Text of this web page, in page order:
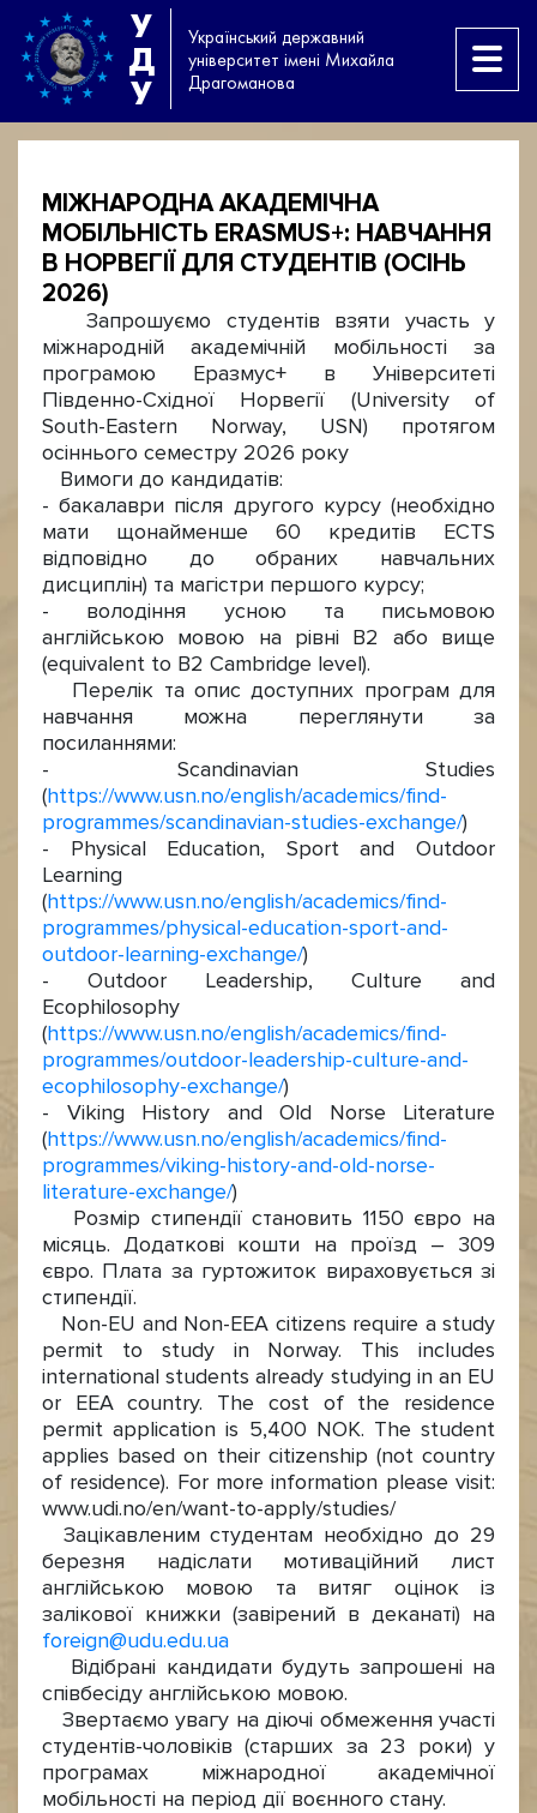
У
Д
У
Український державний
університет імені Михайла
Драгоманова
МІЖНАРОДНА АКАДЕМІЧНА
МОБІЛЬНІСТЬ ERASMUS+: НАВЧАННЯ
В НОРВЕГІЇ ДЛЯ СТУДЕНТІВ (ОСІНЬ
2026)
Запрошуємо студентів взяти участь у
міжнародній академічній мобільності за
програмою Еразмус+ в Університеті
Південно-Східної Норвегії (University of
South-Eastern Norway, USN) протягом
осіннього семестру 2026 року
Вимоги до кандидатів:
- бакалаври після другого курсу (необхідно
мати щонайменше 60 кредитів ECTS
відповідно до обраних навчальних
дисциплін) та магістри першого курсу;
- володіння усною та письмовою
англійською мовою на рівні В2 або вище
(equivalent to B2 Cambridge level).
Перелік та опис доступних програм для
навчання можна переглянути за
посиланнями:
- Scandinavian Studies
(https://www.usn.no/english/academics/find-
programmes/scandinavian-studies-exchange/)
- Physical Education, Sport and Outdoor
Learning
(https://www.usn.no/english/academics/find-
programmes/physical-education-sport-and-
outdoor-learning-exchange/)
- Outdoor Leadership, Culture and
Ecophilosophy
(https://www.usn.no/english/academics/find-
programmes/outdoor-leadership-culture-and-
ecophilosophy-exchange/)
- Viking History and Old Norse Literature
(https://www.usn.no/english/academics/find-
programmes/viking-history-and-old-norse-
literature-exchange/)
Розмір стипендії становить 1150 євро на
місяць. Додаткові кошти на проїзд – 309
євро. Плата за гуртожиток вираховується зі
стипендії.
Non-EU and Non-EEA citizens require a study
permit to study in Norway. This includes
international students already studying in an EU
or EEA country. The cost of the residence
permit application is 5,400 NOK. The student
applies based on their citizenship (not country
of residence). For more information please visit:
www.udi.no/en/want-to-apply/studies/
Зацікавленим студентам необхідно до 29
березня надіслати мотиваційний лист
англійською мовою та витяг оцінок із
залікової книжки (завірений в деканаті) на
foreign@udu.edu.ua
Відібрані кандидати будуть запрошені на
співбесіду англійською мовою.
Звертаємо увагу на діючі обмеження участі
студентів-чоловіків (старших за 23 роки) у
програмах міжнародної академічної
мобільності на період дії воєнного стану.